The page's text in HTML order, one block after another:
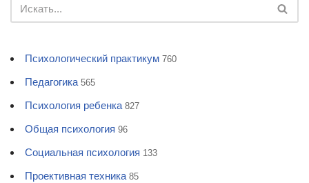
Психологический практикум 760
Педагогика 565
Психология ребенка 827
Общая психология 96
Социальная психология 133
Проективная техника 85